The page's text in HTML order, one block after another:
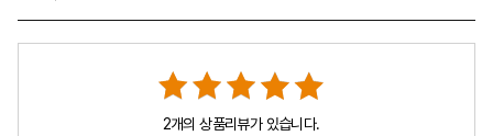
2개의 상품리뷰가 있습니다.